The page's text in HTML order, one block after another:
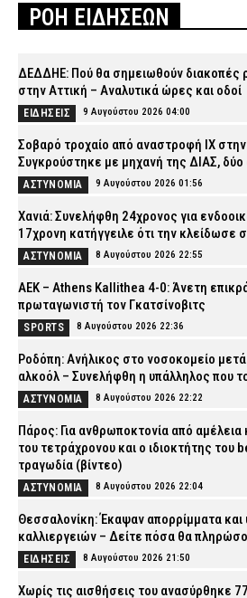
ΡΟΗ ΕΙΔΗΣΕΩΝ
ΔΕΔΔΗΕ: Πού θα σημειωθούν διακοπές
στην Αττική – Αναλυτικά ώρες και οδοί
ΕΙΔΗΣΕΙΣ 9 Αυγούστου 2026 04:00
Σοβαρό τροχαίο από αναστροφή ΙΧ
Συγκρούστηκε με μηχανή της ΔΙΑΣ, δύο
ΑΣΤΥΝΟΜΙΑ 9 Αυγούστου 2026 01:56
Χανιά: Συνελήφθη 24χρονος για
17χρονη κατήγγειλε ότι την κλείδωσε
ΑΣΤΥΝΟΜΙΑ 8 Αυγούστου 2026 22:55
ΑΕΚ – Athens Kallithea 4-0: Άνετη
πρωταγωνιστή τον Γκατσίνοβιτς
SPORTS 8 Αυγούστου 2026 22:36
Ροδόπη: Ανήλικος στο νοσοκομείο
αλκοόλ – Συνελήφθη η υπάλληλος που
ΑΣΤΥΝΟΜΙΑ 8 Αυγούστου 2026 22:22
Πάρος: Για ανθρωποκτονία από αμέλεια
του τετράχρονου και ο ιδιοκτήτης του
τραγωδία (βίντεο)
ΑΣΤΥΝΟΜΙΑ 8 Αυγούστου 2026 22:04
Θεσσαλονίκη: Έκαψαν απορρίμματα και
καλλιεργειών – Δείτε πόσα θα
ΕΙΔΗΣΕΙΣ 8 Αυγούστου 2026 21:50
Χωρίς τις αισθήσεις του ανασύρθηκε